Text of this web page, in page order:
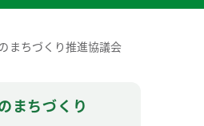
まちづくり推進協議会
まちづくり